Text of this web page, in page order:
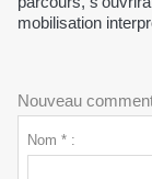
mobilisation
Nouveau
Nom * :